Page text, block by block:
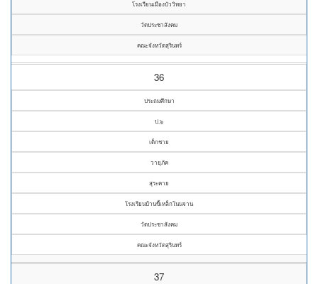
โรงเรียนเมืองบัววิทยา
วัดประชาสังคม
คณะจังหวัดสุรินทร์
36
ประถมศึกษา
ป.๖
เด็กชาย
วายุภัค
สุระคาย
โรงเรียนบ้านขี้เหล็กโนนจาน
วัดประชาสังคม
คณะจังหวัดสุรินทร์
37